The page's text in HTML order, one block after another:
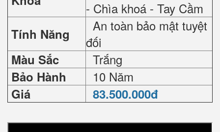
- Chìa khoá - Tay Cầm
Tính Năng
An toàn bảo mật tuyệt
đối
Màu Sắc Trắng
Bảo Hành 10 Năm
Giá 83.500.000đ